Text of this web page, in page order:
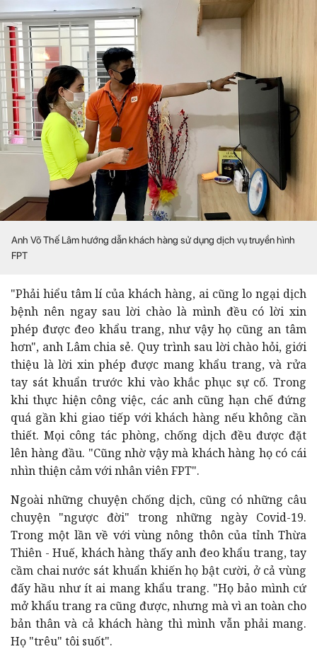
Anh Võ Thế Lâm hướng dẫn khách hàng sử dụng dịch vụ truyền hình
FPT
"Phải hiểu tâm lí của khách hàng, ai cũng lo ngại dịch
bệnh nên ngay sau lời chào là mình đều có lời xin
phép được đeo khẩu trang, như vậy họ cũng an tâm
hơn", anh Lâm chia sẻ. Quy trình sau lời chào hỏi, giới
thiệu là lời xin phép được mang khẩu trang, và rửa
tay sát khuẩn trước khi vào khắc phục sự cố. Trong
khi thực hiện công việc, các anh cũng hạn chế đứng
quá gần khi giao tiếp với khách hàng nếu không cần
thiết. Mọi công tác phòng, chống dịch đều được đặt
lên hàng đầu. "Cũng nhờ vậy mà khách hàng họ có cái
nhìn thiện cảm với nhân viên FPT".
Ngoài những chuyện chống dịch, cũng có những câu
chuyện "ngược đời" trong những ngày Covid-19.
Trong một lần về với vùng nông thôn của tỉnh Thừa
Thiên - Huế, khách hàng thấy anh đeo khẩu trang, tay
cầm chai nước sát khuẩn khiến họ bật cười, ở cả vùng
đấy hầu như ít ai mang khẩu trang. "Họ bảo mình cứ
mở khẩu trang ra cũng được, nhưng mà vì an toàn cho
bản thân và cả khách hàng thì mình vẫn phải mang.
Họ "trêu" tôi suốt".